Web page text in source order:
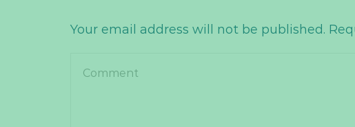
Your email address will not be published.